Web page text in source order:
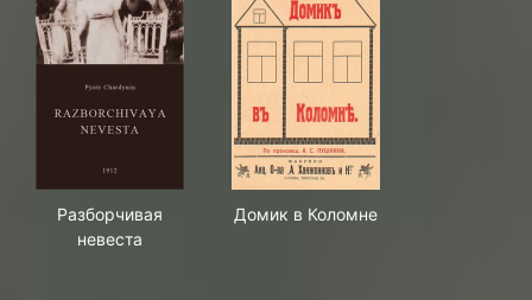
Разборчивая
невеста
Домик в Коломне